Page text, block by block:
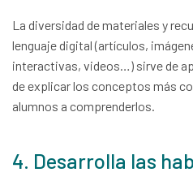
La diversidad de materiales y
lenguaje digital (artículos,
interactivas, videos…) sirve de
de explicar los conceptos más
alumnos a comprenderlos.
4. Desarrolla las